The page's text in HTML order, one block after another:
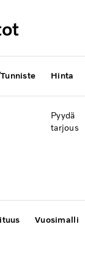
Hinta
Pyydä
tarjous
Vuosimalli